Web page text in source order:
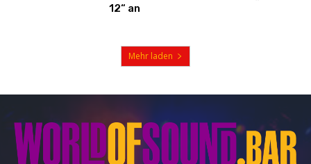
12“ an
Mehr laden